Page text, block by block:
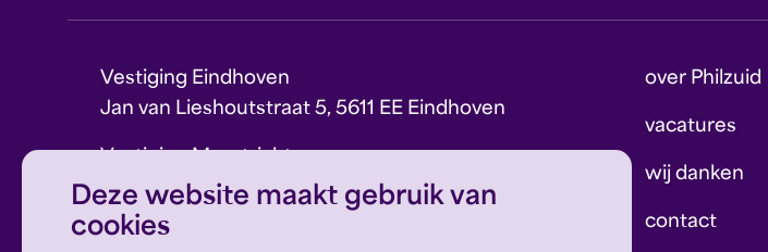
Deze website maakt gebruik van
cookies
Vestiging Eindhoven
Jan van Lieshoutstraat 5, 5611 EE Eindhoven
Sint Theresiaplein 11, 6213 CG Maastricht
E: info@philzuid.nl
over Philzuid
vacatures
wij danken
contact